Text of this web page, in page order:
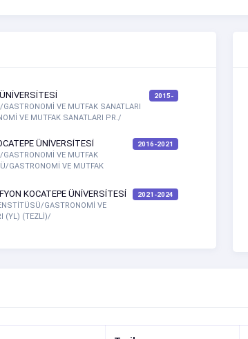
VE MUTFAK SANATLARI
VE MUTFAK SANATLARI PR./
2015-
ÜNİVERSİTESİ
GASTRONOMİ VE MUTFAK
GASTRONOMİ VE MUTFAK
2016-2021
KOCATEPE ÜNİVERSİTESİ
GASTRONOMİ VE
(YL) (TEZLİ)/
2021-2024